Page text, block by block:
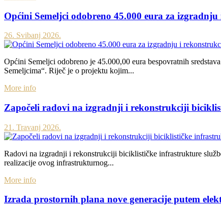
Općini Semeljci odobreno 45.000 eura za
26. Svibanj 2026.
Općini Semeljci odobreno je 45.000,00 eura bespovratnih
Semeljcima“. Riječ je o projektu kojim...
More info
Započeli radovi na izgradnji i rekonstrukciji
21. Travanj 2026.
Radovi na izgradnji i rekonstrukciji biciklističke infrastrukture
realizacije ovog infrastrukturnog...
More info
Izrada prostornih plana nove generacije putem